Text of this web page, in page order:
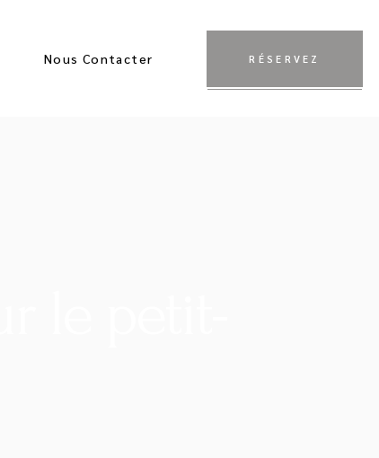
Nous Contacter RÉSERVEZ